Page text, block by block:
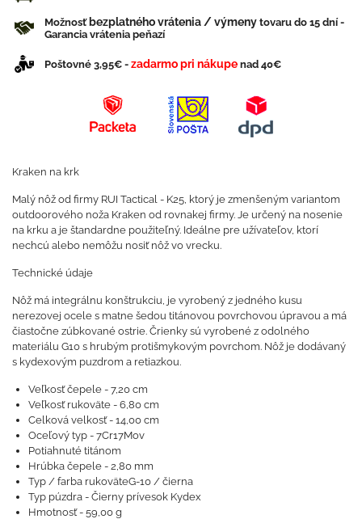
Možnosťbezplatného vrátenia / výmeny tovaru do 15 dní -
Garancia vrátenia peňazí
Poštovné 3,95€ - zadarmo pri nákupe nad 40€
Kraken na krk
Malý nôž od firmy RUI Tactical - K25, ktorý je zmenšeným variantom
outdoorového noža Kraken od rovnakej firmy. Je určený na nosenie
na krku a je štandardne použiteľný. Ideálne pre užívateľov, ktorí
nechcú alebo nemôžu nosiť nôž vo vrecku.
Technické údaje
Nôž má integrálnu konštrukciu, je vyrobený z jedného kusu
nerezovej ocele s matne šedou titánovou povrchovou úpravou a má
čiastočne zúbkované ostrie. Črienky sú vyrobené z odolného
materiálu G10 s hrubým protišmykovým povrchom. Nôž je dodávaný
s kydexovým puzdrom a retiazkou.
Veľkosť čepele - 7,20 cm
Veľkosť rukoväte - 6,80 cm
Celková velkosť - 14,00 cm
Oceľový typ - 7Cr17Mov
Potiahnuté titánom
Hrúbka čepele - 2,80 mm
Typ / farba rukoväteG-10 / čierna
Typ púzdra - Čierny prívesok Kydex
Hmotnosť - 59,00 g